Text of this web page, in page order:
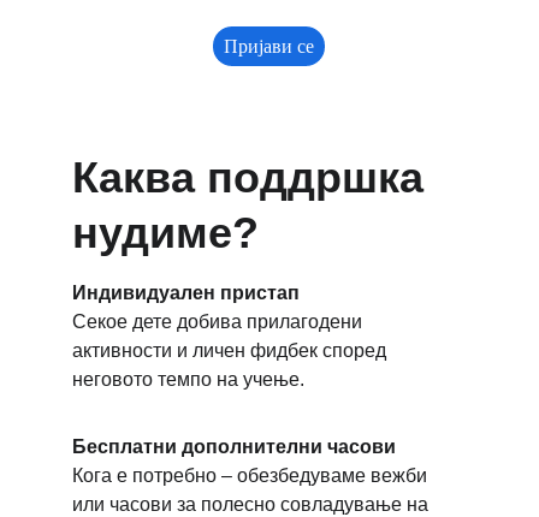
Пријави се
Каква поддршка
нудиме?
Индивидуален пристап
Секое дете добива прилагодени
активности и личен фидбек според
неговото темпо на учење.
Бесплатни дополнителни часови
Кога е потребно – обезбедуваме вежби
или часови за полесно совладување на